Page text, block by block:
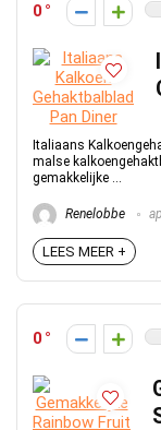
0
Italiaans
malse
gemakkelijke ...
Renelobbe
LEES MEER +
0